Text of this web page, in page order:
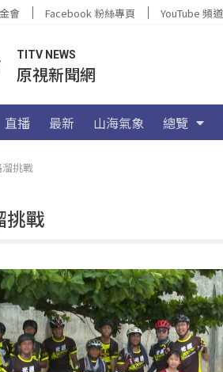
會 Facebook 粉絲專頁 YouTube 頻道
TITV NEWS
原視新聞網
直播 最新 山海氣象 總覽
溜挑戰
挑戰